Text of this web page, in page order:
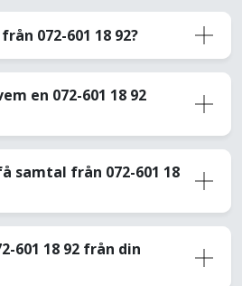
072-601 18 92?
en 072-601 18 92
samtal från 072-601 18
601 18 92 från din